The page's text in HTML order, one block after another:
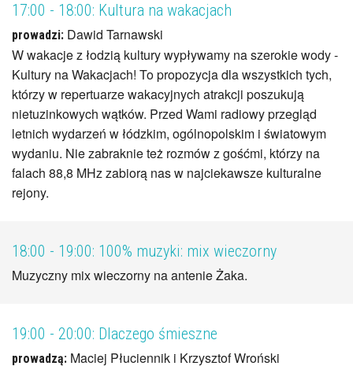
17:00 - 18:00: Kultura na wakacjach
prowadzi: Dawid Tarnawski
W wakacje z łodzią kultury wypływamy na szerokie wody -
Kultury na Wakacjach! To propozycja dla wszystkich tych,
którzy w repertuarze wakacyjnych atrakcji poszukują
nietuzinkowych wątków. Przed Wami radiowy przegląd
letnich wydarzeń w łódzkim, ogólnopolskim i światowym
wydaniu. Nie zabraknie też rozmów z gośćmi, którzy na
falach 88,8 MHz zabiorą nas w najciekawsze kulturalne
rejony.
18:00 - 19:00: 100% muzyki: mix wieczorny
Muzyczny mix wieczorny na antenie Żaka.
19:00 - 20:00: Dlaczego śmieszne
prowadzą: Maciej Płuciennik i Krzysztof Wroński